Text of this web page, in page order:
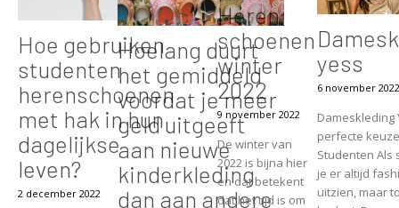
Hoe gebruiken
studenten
herenschoenen
met hak in hun
dagelijkse
leven?
2 december 2022
Hoelang duurt
het gemiddeld
voordat je meer
geld uitgeeft
aan nieuwe
kinderkleding
dan aan andere
Heren
schoenen
winter
2022
9 november 2022
De winter van
2022 is bijna hier
en dat betekent
dat het tijd is om
yess
6 november 2022
Dameskleding
perfecte
Studenten Als
je er altijd
uitzien, maar